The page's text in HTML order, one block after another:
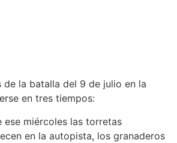
de la batalla del 9 de julio en la
en tres tiempos:
ese miércoles las torretas
en la autopista, los granaderos